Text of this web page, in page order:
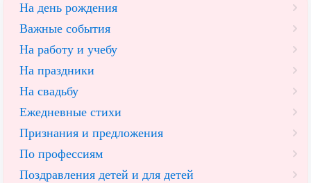
На день рождения
Важные события
На работу и учебу
На праздники
На свадьбу
Ежедневные стихи
Признания и предложения
По профессиям
Поздравления детей и для детей